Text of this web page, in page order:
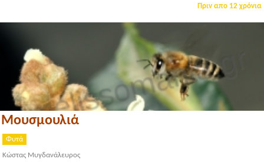
Πριν απο 12 χρόνια
Μουσμουλιά
Φυτά
Κώστας Μυγδανάλευρος